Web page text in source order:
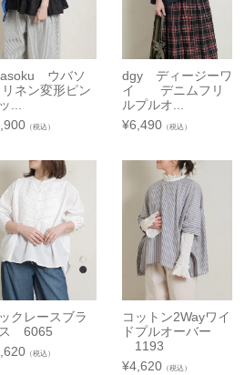
ウバソ
ネン変形ピン
...
（税込）
dgy ディージーワ
イ デニムフリ
ルプルオ...
¥6,490（税込）
クレースブラ
6065
（税込）
コットン2Wayワイ
ドプルオーバー
1193
¥4,620（税込）